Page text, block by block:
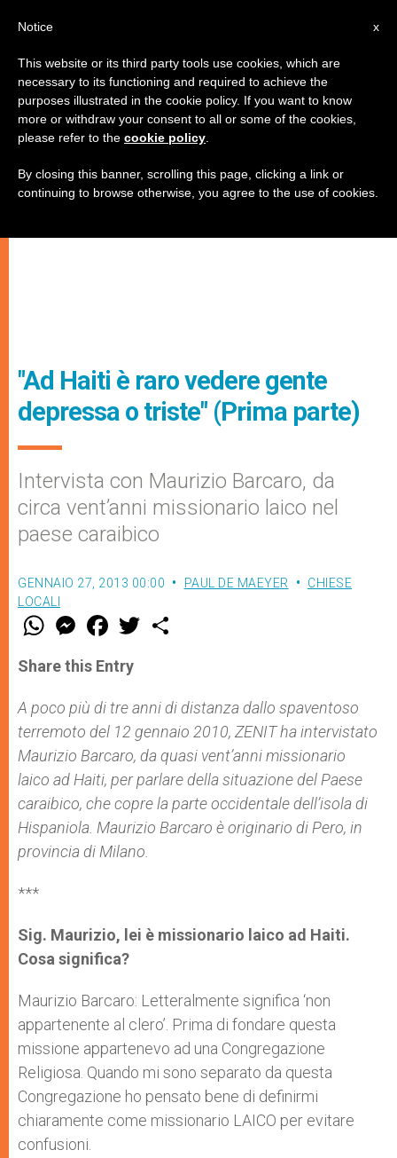
"Ad Haiti è raro vedere gente
depressa o triste" (Prima parte)
Intervista con Maurizio Barcaro, da
circa vent’anni missionario laico nel
paese caraibico
GENNAIO 27, 2013 00:00 PAUL DE MAEYER
CHIESE
LOCALI
W
t
s
p
p
M
e
s
e
g
e
r
F
a
e
b
o
k
w
r
Share this Entry
A poco più di tre anni di distanza dallo spaventoso
terremoto del 12 gennaio 2010, ZENIT ha intervistato
Maurizio Barcaro, da quasi vent’anni missionario
laico ad Haiti, per parlare della situazione del Paese
caraibico, che copre la parte occidentale dell’isola di
Hispaniola. Maurizio Barcaro è originario di Pero, in
provincia di Milano.
***
Sig. Maurizio, lei è missionario laico ad Haiti.
Cosa significa?
Maurizio Barcaro: Letteralmente significa ‘non
appartenente al clero’. Prima di fondare questa
missione appartenevo ad una Congregazione
Religiosa. Quando mi sono separato da questa
Congregazione ho pensato bene di definirmi
chiaramente come missionario LAICO per evitare
confusioni.
x
Notice
This website or its third party tools use cookies, which are
necessary to its functioning and required to achieve the
purposes illustrated in the cookie policy. If you want to know
more or withdraw your consent to all or some of the cookies,
please refer to the cookie policy
By closing this banner, scrolling this page, clicking a link or
continuing to browse otherwise, you agree to the use of cookies.